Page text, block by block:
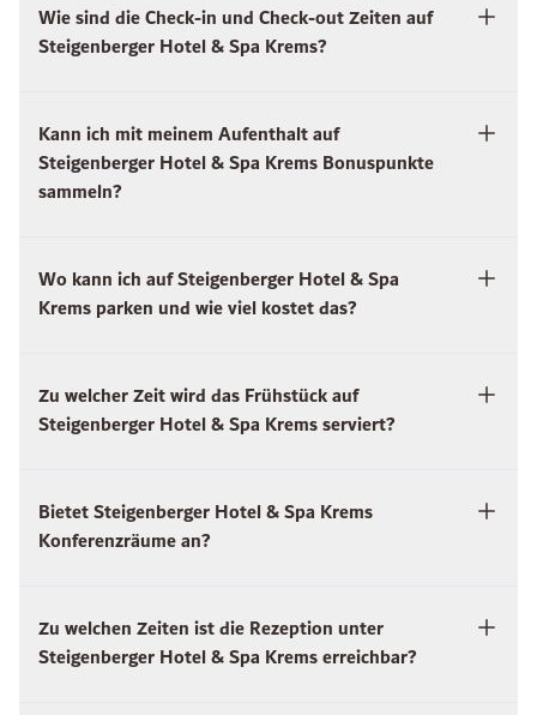
Wie sind die Check-in und Check-out Zeiten auf
Steigenberger Hotel & Spa Krems?
Kann ich mit meinem Aufenthalt auf
Steigenberger Hotel & Spa Krems Bonuspunkte
sammeln?
Wo kann ich auf Steigenberger Hotel & Spa
Krems parken und wie viel kostet das?
Zu welcher Zeit wird das Frühstück auf
Steigenberger Hotel & Spa Krems serviert?
Bietet Steigenberger Hotel & Spa Krems
Konferenzräume an?
Zu welchen Zeiten ist die Rezeption unter
Steigenberger Hotel & Spa Krems erreichbar?